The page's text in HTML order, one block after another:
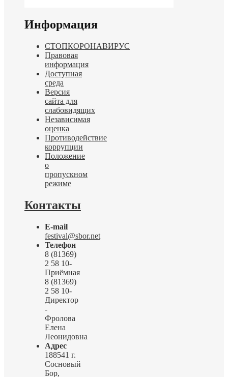
Информация
СТОПКОРОНАВИРУС
Правовая
информация
Доступная
среда
Версия
сайта для
слабовидящих
Независимая
оценка
Противодействие
коррупции
Положение
о
пропускном
режиме
Контакты
E-mail
festival@sbor.net
Телефон
8 (81369)
2 58 10-
Приёмная
8 (81369)
2 58 10-
Директор
-
Фролова
Елена
Леонидовна
Адрес
188541 г.
Сосновый
Бор,